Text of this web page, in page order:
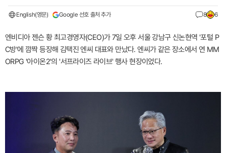
English(영문) Google 선호 출처 추가 8 6
엔비디아 젠슨 황 최고경영자(CEO)가 7일 오후 서울 강남구 신논현역 '포털 P
C방'에 깜짝 등장해 김택진 엔씨 대표와 만났다. 엔씨가 같은 장소에서 연 MM
ORPG '아이온2'의 '서프라이즈 라이브' 행사 현장이었다.